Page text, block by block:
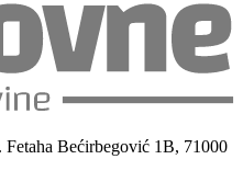
Bećirbegović 1B, 71000